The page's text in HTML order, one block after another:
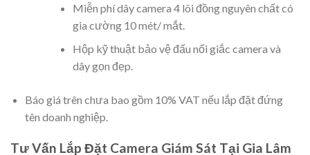
Miễn phí dây camera 4 lõi đồng nguyên chất có
gia cường 10 mét/ mắt.
Hộp kỹ thuật bảo vệ đấu nối giắc camera và
dây gọn đẹp.
Báo giá trên chưa bao gồm 10% VAT nếu lắp đặt đứng
tên doanh nghiệp.
Tư Vấn Lắp Đặt Camera Giám Sát Tại Gia Lâm